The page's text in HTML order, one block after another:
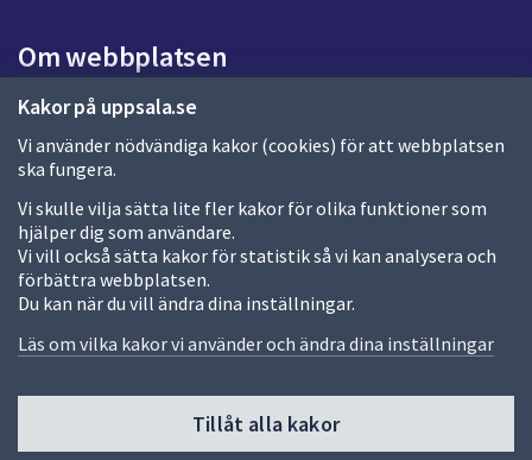
Kakor på uppsala.se
Vi använder nödvändiga kakor (cookies) för att webbplatsen
ska fungera.
Vi skulle vilja sätta lite fler kakor för olika funktioner som
hjälper dig som användare.
Vi vill också sätta kakor för statistik så vi kan analysera och
förbättra webbplatsen.
Du kan när du vill ändra dina inställningar.
Läs om vilka kakor vi använder och ändra dina inställningar
Tillåt alla kakor
d
a
Om webbplatsen
Om webbplatsen
Allmänna handlingar och diarium
Behandling av personuppgifter
Kakor
Språk (other languages)
Tillgänglighetsredogörelse
Fler sätt att följa oss